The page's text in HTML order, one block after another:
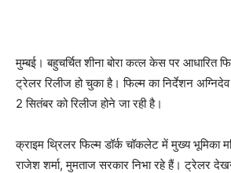
मुम्‍बई। बहुचर्चित शीना बोरा कत्‍ल केस पर आधारित
ट्रेलर रिलीज हो चुका है। फिल्‍म का निर्देशन
2 सितंबर को रिलीज होने जा रही है।
क्राइम थ्रिलर फिल्‍म डॉर्क चॉकलेट में मुख्‍य भूमिका
राजेश शर्मा, मुमताज सरकार निभा रहे हैं। ट्रेलर